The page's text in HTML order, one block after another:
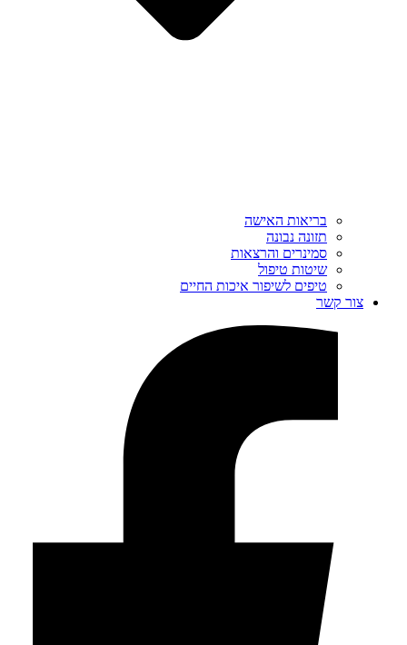
בריאות האישה
תזונה נבונה
סמינרים והרצאות
שיטות טיפול
טיפים לשיפור איכות החיים
צור קשר